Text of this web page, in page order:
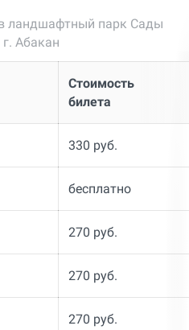
ландшафтный парк Сады
Абакан
Стоимость
билета
330 руб.
бесплатно
270 руб.
270 руб.
270 руб.